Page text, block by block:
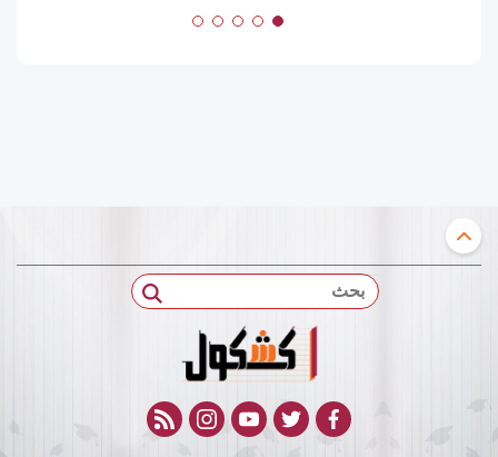
بحث
facebook
twitter
youtube
instagram
rss feed